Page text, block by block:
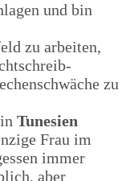
und bin
zu arbeiten,
zu
Tunesien
Frau im
immer
aber